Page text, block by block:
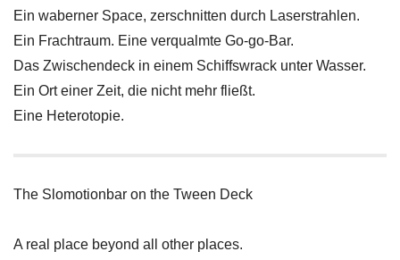
Ein waberner Space, zerschnitten durch Laserstrahlen.
Ein Frachtraum. Eine verqualmte Go-go-Bar.
Das Zwischendeck in einem Schiffswrack unter Wasser.
Ein Ort einer Zeit, die nicht mehr fließt.
Eine Heterotopie.
The Slomotionbar on the Tween Deck
A real place beyond all other places.